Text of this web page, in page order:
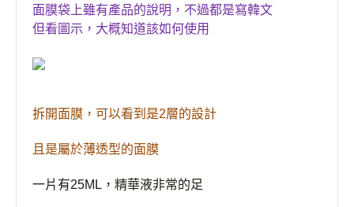
面膜袋上雖有產品的說明 ， 不過都是寫韓文
但看圖示 ， 大概知道該如何使用
拆開面膜，可以看到是2層的設計
且是屬於薄透型的面膜
一片有25ML ，精華液非常的足